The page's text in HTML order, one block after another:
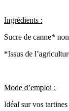
Ingrédients :
Sucre de canne*
*Issus de
Mode d’emploi :
Idéal sur vos